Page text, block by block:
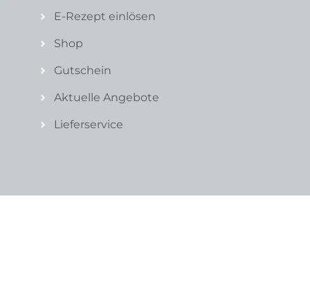
E-Rezept einlösen
Shop
Gutschein
Aktuelle Angebote
Lieferservice